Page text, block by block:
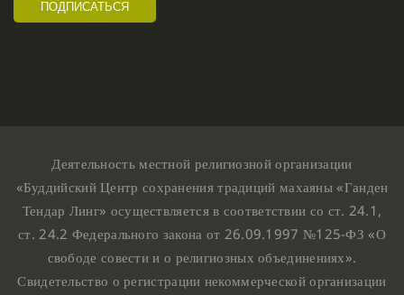
Деятельность местной религиозной организации
«Буддийский Центр сохранения традиций махаяны «Ганден
Тендар Линг» осуществляется в соответствии со ст. 24.1,
ст. 24.2 Федерального закона от 26.09.1997 №125-ФЗ «О
свободе совести и о религиозных объединениях».
Свидетельство о регистрации некоммерческой организации